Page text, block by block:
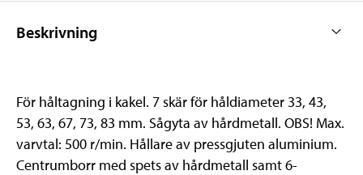
Beskrivning
För håltagning i kakel. 7 skär för håldiameter 33, 43,
53, 63, 67, 73, 83 mm. Sågyta av hårdmetall. OBS! Max.
varvtal: 500 r/min. Hållare av pressgjuten aluminium.
Centrumborr med spets av hårdmetall samt 6-